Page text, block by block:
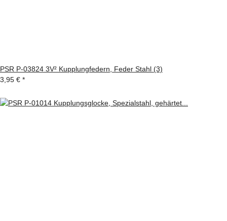
PSR P-03824 3V² Kupplungfedern, Feder Stahl (3)
3,95 € *